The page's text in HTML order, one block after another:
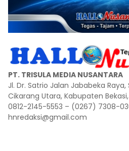
PT. TRISULA MEDIA NUSANTARA
Jl. Dr. Satrio Jalan Jababeka
Cikarang Utara, Kabupaten
0812-2145-5553 – (0267) 7308-
hnredaksi@gmail.com